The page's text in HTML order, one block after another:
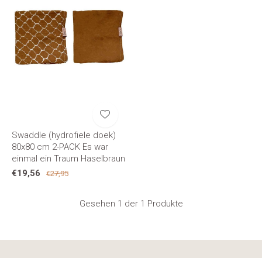
Swaddle (hydrofiele doek)
80x80 cm 2-PACK Es war
einmal ein Traum Haselbraun
€19,56
€27,95
Gesehen 1 der 1 Produkte